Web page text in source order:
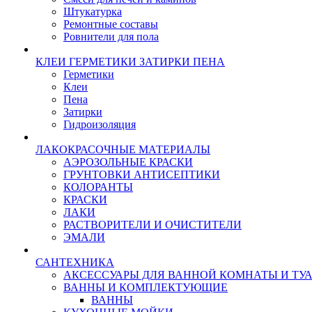
Штукатурка
Ремонтные составы
Ровнители для пола
КЛЕИ ГЕРМЕТИКИ ЗАТИРКИ ПЕНА
Герметики
Клеи
Пена
Затирки
Гидроизоляция
ЛАКОКРАСОЧНЫЕ МАТЕРИАЛЫ
АЭРОЗОЛЬНЫЕ КРАСКИ
ГРУНТОВКИ АНТИСЕПТИКИ
КОЛОРАНТЫ
КРАСКИ
ЛАКИ
РАСТВОРИТЕЛИ И ОЧИСТИТЕЛИ
ЭМАЛИ
САНТЕХНИКА
АКСЕССУАРЫ ДЛЯ ВАННОЙ КОМНАТЫ И
ВАННЫ И КОМПЛЕКТУЮЩИЕ
ВАННЫ